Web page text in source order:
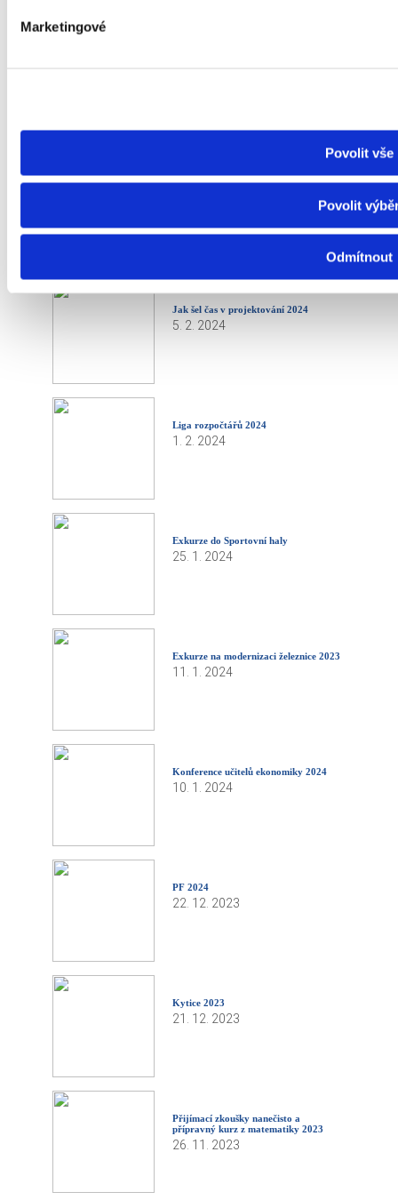
Marketingové
Povolit vše
Povolit
Odmítnout
Jak šel čas v projektování 2024
5. 2. 2024
Liga rozpočtářů 2024
1. 2. 2024
Exkurze do Sportovní haly
25. 1. 2024
Exkurze na modernizaci železnice 2023
11. 1. 2024
Konference učitelů ekonomiky 2024
10. 1. 2024
PF 2024
22. 12. 2023
Kytice 2023
21. 12. 2023
Přijímací zkoušky nanečisto a
přípravný kurz z matematiky 2023
26. 11. 2023